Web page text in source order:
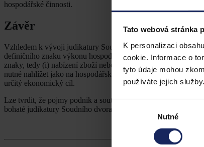
Tato webová stránka
K personalizaci
cookie. Informace o
tyto údaje mohou
používáte jejich služby.
Výběr
Nutné
hospodářské činnosti.
Závěr
Vzhledem k vývoji judikatury Soudního dvora Evropské unie
definičního znaku výkonu hospodářské činnosti, tak i
znaky, tedy (i) nabízení zboží nebo služeb na trhu, (ii)
nutné nahlížet jako na hospodářskou jednotku, která se
určitý ekonomický cíl.
Lze tvrdit, že pojmy podnik a soutěžitel mají shodný
bohaté judikatury Soudního dvora Evropské unie a použití